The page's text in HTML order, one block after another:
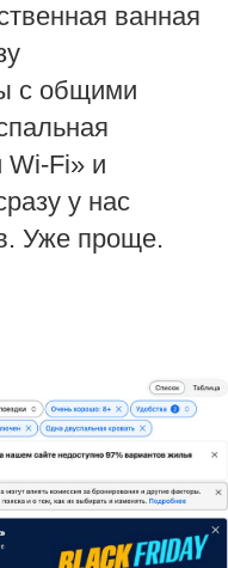
ванная
с общими
Wi-Fi» и
у нас
Уже проще.